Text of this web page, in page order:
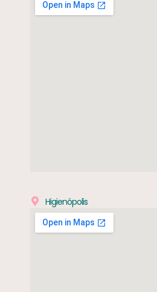
Higienópolis